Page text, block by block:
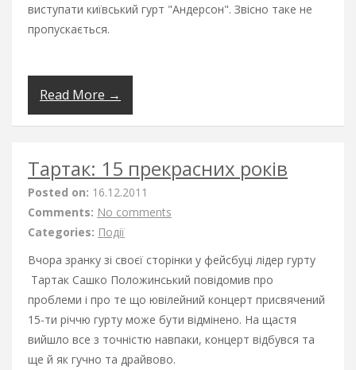
виступати київський гурт "Андерсон". Звісно таке не
пропускається.
Read More →
Тартак: 15 прекрасних років
Posted on: 16.12.2011
Comments: No comments
Categories: Події
Вчора зранку зі своєї сторінки у фейсбуці лідер гурту
Тартак Сашко Положинський повідомив про
проблеми і про те що ювілейний концерт присвячений
15-ти річчю гурту може бути відмінено. На щастя
вийшло все з точністю навпаки, концерт відбувся та
ще й як гучно та драйвово.